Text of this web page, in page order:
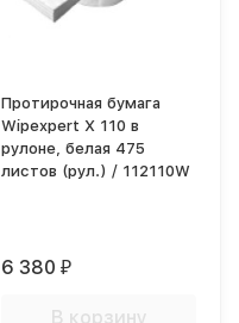
Протирочная бумага
Wipexpert X 110 в
рулоне, белая 475
листов (рул.) / 112110W
6 380₽
В корзину